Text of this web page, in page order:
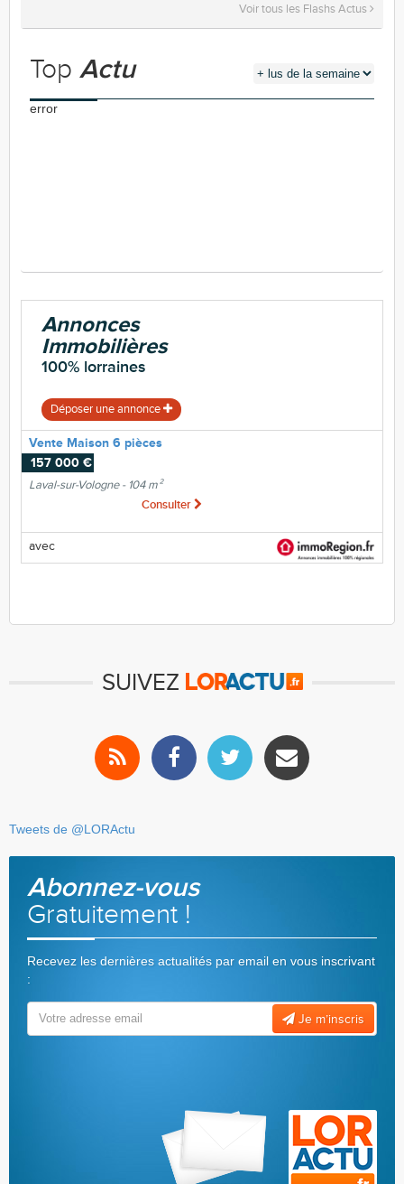
Voir tous les Flashs Actus
Top Actu
error
Annonces
Immobilières
100% lorraines
Déposer une annonce
Vente Maison 6 pièces
157 000 €
Laval-sur-Vologne - 104 m²
Consulter
avec
SUIVEZ
Tweets de @LORActu
Abonnez-vous
Gratuitement !
Recevez les dernières actualités par email en vous inscrivant
:
Je m’inscris